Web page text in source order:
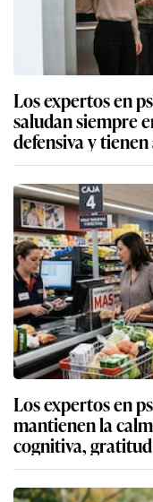
Los expertos en
saludan siempre
defensiva y
Los expertos en
mantienen la
cognitiva,